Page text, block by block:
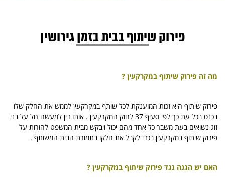
פירוק שיתוף בבית בזמן גירושין
מה זה פירוק שיתוף במקרקעין ?
פירוק שיתוף היא זכות המוענקת לכל שותף במקרקעין לממש את החלק שלו
בכנס בכל עת כך לפי סעיף 37 לחוק המקרקעין . אותו דין למעשה חל על בני
זוג נשואים בעת משבר כל אחד מהם יכול ויבקש מבית המשפט להורות על
פירוק שיתוף במקרקעין בכדי לקבל את חלקו בתמורת הבית המשותף .
האם יש הגנה נגד פירוק שיתוף במקרקעין ?